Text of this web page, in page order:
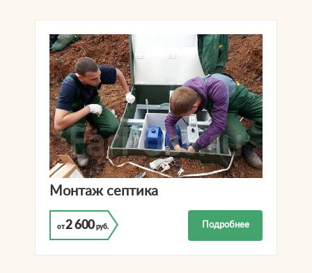
Монтаж септика
от2 600 руб. Подробнее